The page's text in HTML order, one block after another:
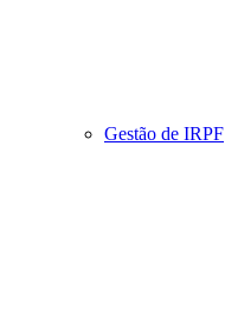
Gestão de IRPF